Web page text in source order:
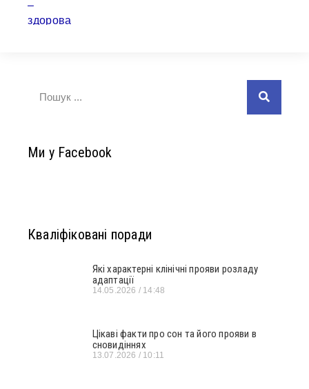
Ми у Facebook
Кваліфіковані поради
Які характерні клінічні прояви розладу
адаптації
14.05.2026 14:48
Цікаві факти про сон та його прояви в
сновидіннях
13.07.2026 10:11